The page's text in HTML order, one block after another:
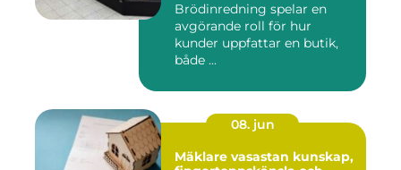
Brödinredning spelar en
avgörande roll för hur
kunder uppfattar en butik,
både ...
08. jun
Mäklare vasastan kunskap,